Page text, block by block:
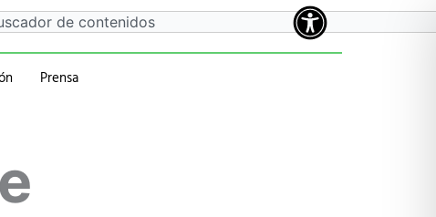
Prensa